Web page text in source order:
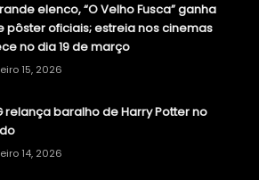
elenco, “O Velho Fusca” ganha
pôster oficiais; estreia nos cinemas
no dia 19 de março
15, 2026
relança baralho de Harry Potter no
14, 2026